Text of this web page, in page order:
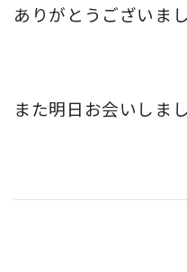
ありがとうございま
また明日お会いしま